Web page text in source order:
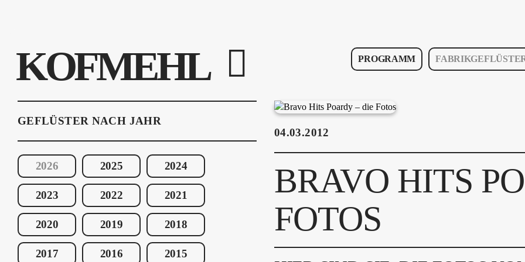
KOFMEHL PROGRAMM
04.03.2012
BRAVO HITS
FOTOS
GEFLÜSTER NACH JAHR
2026 2025 2024
2023 2022 2021
2020 2019 2018
2017 2016 2015